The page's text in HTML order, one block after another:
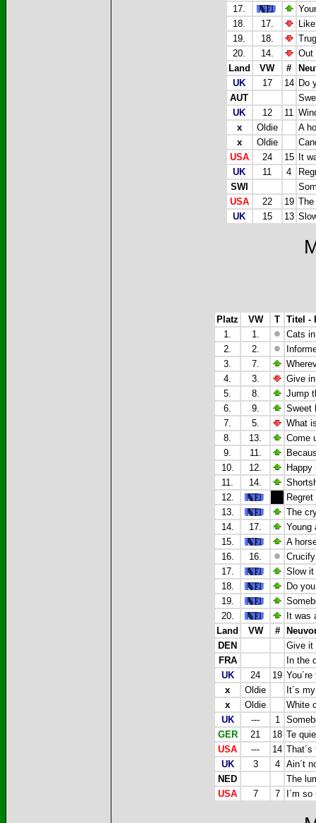
17.
18.
17.
19.
18.
20.
14.
Out
Land
VW #
UK
17 14 Do
AUT
UK
12 11
x
Oldie
A
x
Oldie
USA
24 15
It
UK
11 4
SWI
USA
22 19 The
UK
15 13
Platz VW T Titel -
1.
1.
Cats
2.
2.
3.
7.
4.
3.
Give
5.
8.
Jump
6.
9.
Sweet
7.
5.
What
8.
13.
Come
9.
11.
10.
12.
11.
14.
12.
13.
The
14.
17.
Young
15.
A
16.
16.
17.
Slow it
18.
Do
19.
20.
It was
Land
VW #
DEN
Give it
FRA
In the
UK
24 19
x
Oldie
It´s
x
Oldie
White
UK
--- 1
GER
21 18 Te
USA
--- 14
UK
3 4
Ain´t
NED
The
USA
7 7 I´m